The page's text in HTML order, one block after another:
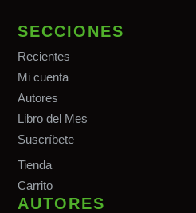
SECCIONES
Recientes
Mi cuenta
Autores
Libro del Mes
Suscríbete
Tienda
Carrito
AUTORES